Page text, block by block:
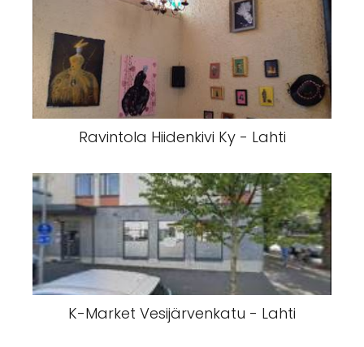
Ravintola Hiidenkivi Ky - Lahti
K-Market Vesijärvenkatu - Lahti